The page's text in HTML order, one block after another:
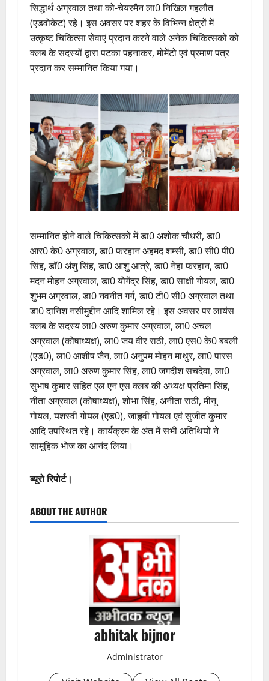
सिद्धार्थ अग्रवाल तथा को-चेयरमैन ला0 निखिल गहलौत
(एडवोकेट) रहे। इस अवसर पर शहर के विभिन्न क्षेत्रों में
उत्कृष्ट चिकित्सा सेवाएं प्रदान करने वाले अनेक चिकित्सकों को
क्लब के सदस्यों द्वारा पटका पहनाकर, मोमेंटो एवं प्रमाण पत्र
प्रदान कर सम्मानित किया गया।
सम्मानित होने वाले चिकित्सकों में डा0 अशोक चौधरी, डा0
आर0 के0 अग्रवाल, डा0 फरहान अहमद शम्सी, डा0 सी0 पी0
सिंह, डॉ0 अंशु सिंह, डा0 आशु आत्रे, डा0 नेहा फरहान, डा0
मदन मोहन अग्रवाल, डा0 योगेंद्र सिंह, डा0 साक्षी गोयल, डा0
शुभम अग्रवाल, डा0 नवनीत गर्ग, डा0 टी0 सी0 अग्रवाल तथा
डा0 दानिश नसीमुद्दीन आदि शामिल रहे। इस अवसर पर लायंस
क्लब के सदस्य ला0 अरुण कुमार अग्रवाल, ला0 अचल
अग्रवाल (कोषाध्यक्ष), ला0 जय वीर राठी, ला0 एस0 के0 बबली
(एड0), ला0 आशीष जैन, ला0 अनुपम मोहन माथुर, ला0 पारस
अग्रवाल, ला0 अरुण कुमार सिंह, ला0 जगदीश सचदेवा, ला0
सुभाष कुमार सहित एल एन एस क्लब की अध्यक्ष प्रतिमा सिंह,
नीता अग्रवाल (कोषाध्यक्ष), शोभा सिंह, अनीता राठी, मीनू
गोयल, यशस्वी गोयल (एड0), जाह्नवी गोयल एवं सुजीत कुमार
आदि उपस्थित रहे। कार्यक्रम के अंत में सभी अतिथियों ने
सामूहिक भोज का आनंद लिया।
ब्यूरो रिपोर्ट।
ABOUT THE AUTHOR
abhitak bijnor
Administrator